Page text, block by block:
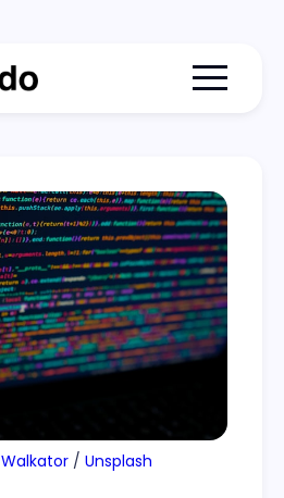
Menu
Walkator/ Unsplash